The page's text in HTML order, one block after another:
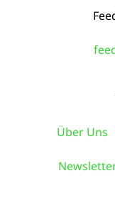
Über Uns